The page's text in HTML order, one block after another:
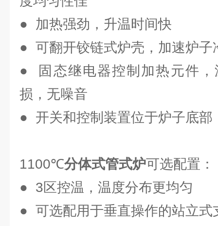
● 加热强劲，升温时间快
● 可翻开铰链式炉壳，加速炉子
● 固态继电器控制加热元件，
损，无噪音
● 开关和控制装置位于炉子底部
1100℃分体式管式炉可选配置：
● 3区控温，温度分布更均匀
● 可选配用于垂直操作的站立式